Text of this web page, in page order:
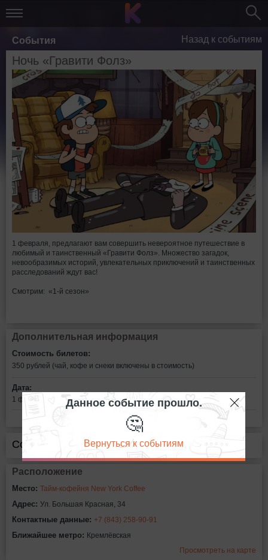
События Назад к событиям
Ночь «Гравити Фолз»
1 февраля, предлагают вам совершить невероятное путешествие в
любимый и таинственный «Гравити Фолз». Множество загадок,
невообразимых историй, увлекательных приключений и таинственных
расследований ждут вас!
Смотрим: «1-й сезон»
Дополнительная информация
Стоимость билетов:
350 рублей (чай, кофе и снеки включены в стоимость)
Дата:
1 февраля в 23:00
Сообщить об ошибке
Расположение
Место: Тайм-кофейня New York Coffee
Адрес: Ул. Большая Красная, 34
Контактные данные: +7 (843) 258-90-91
Ближайшее метро: Кремлёвская
Просмотреть на карте
Данное событие прошло.
🤔
Вернуться к событиям